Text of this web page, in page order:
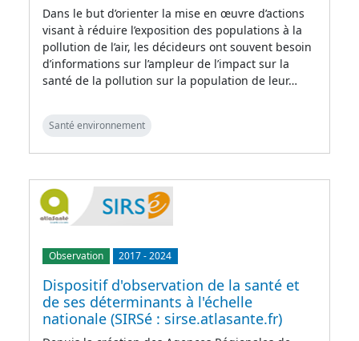
Dans le but d’orienter la mise en œuvre d’actions
visant à réduire l’exposition des populations à la
pollution de l’air, les décideurs ont souvent besoin
d’informations sur l’ampleur de l’impact sur la
santé de la pollution sur la population de leur…
Santé environnement
Observation 2017-2024
Dispositif d'observation de la santé et
de ses déterminants à l'échelle
nationale (SIRSé : sirse.atlasante.fr)